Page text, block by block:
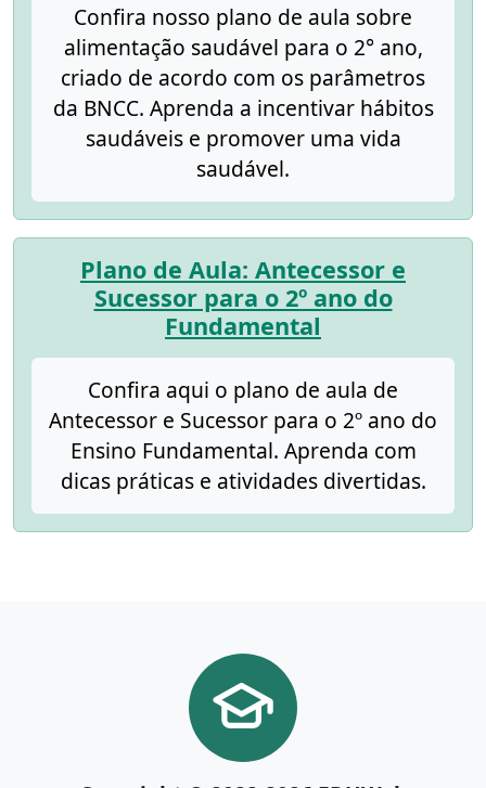
Confira nosso plano de aula sobre
alimentação saudável para o 2° ano,
criado de acordo com os parâmetros
da BNCC. Aprenda a incentivar hábitos
saudáveis e promover uma vida
saudável.
Plano de Aula: Antecessor e
Sucessor para o 2º ano do
Fundamental
Confira aqui o plano de aula de
Antecessor e Sucessor para o 2º ano do
Ensino Fundamental. Aprenda com
dicas práticas e atividades divertidas.